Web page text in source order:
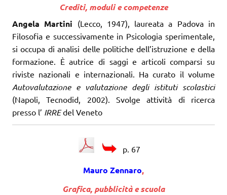
Crediti, moduli e competenze
Angela Martini (Lecco, 1947), laureata a Padova in
Filosofia e successivamente in Psicologia sperimentale,
si occupa di analisi delle politiche dell’istruzione e della
formazione. È autrice di saggi e articoli comparsi su
riviste nazionali e internazionali. Ha curato il volume
Autovalutazione e valutazione degli istituti scolastici
(Napoli, Tecnodid, 2002). Svolge attività di ricerca
presso l’ IRREdel Veneto
p. 67
Mauro Zennaro,
Grafica, pubblicità e scuola